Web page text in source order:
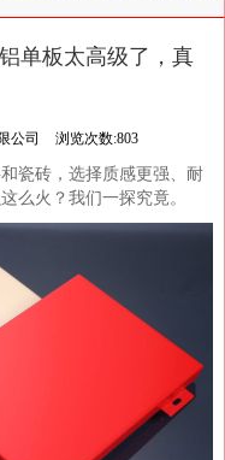
单板太高级了，真
公司 浏览次数:803
瓷砖，选择质感更强、耐
么火？我们一探究竟。